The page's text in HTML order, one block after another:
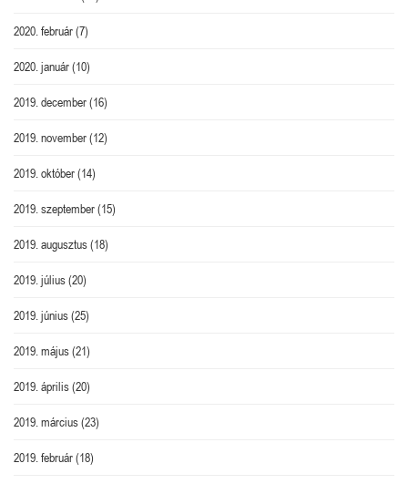
2020. február(7)
2020. január(10)
2019. december(16)
2019. november(12)
2019. október(14)
2019. szeptember(15)
2019. augusztus(18)
2019. július(20)
2019. június(25)
2019. május(21)
2019. április(20)
2019. március(23)
2019. február(18)